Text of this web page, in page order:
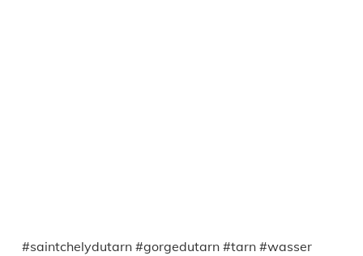
#saintchelydutarn #gorgedutarn #tarn #wasser